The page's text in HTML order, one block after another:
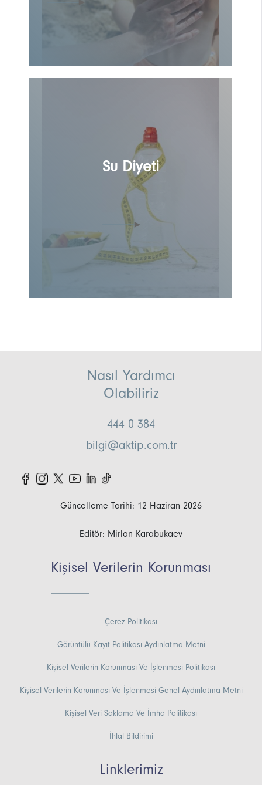
Su Diyeti
Nasıl Yardımcı
Olabiliriz
444 0 384
bilgi@aktip.com.tr
Güncelleme Tarihi: 12 Haziran 2026
Editör: Mirlan Karabukaev
Kişisel Verilerin Korunması
Çerez Politikası
Görüntülü Kayıt Politikası Aydınlatma Metni
Kişisel Verilerin Korunması Ve İşlenmesi Politikası
Kişisel Verilerin Korunması Ve İşlenmesi Genel Aydınlatma Metni
Kişisel Veri Saklama Ve İmha Politikası
İhlal Bildirimi
Linklerimiz